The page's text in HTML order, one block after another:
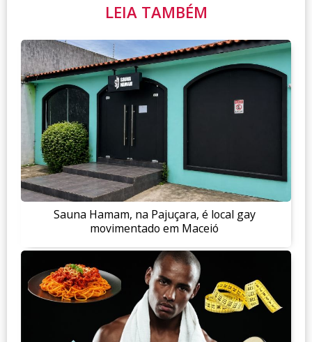
LEIA TAMBÉM
Sauna Hamam, na Pajuçara, é local gay
movimentado em Maceió